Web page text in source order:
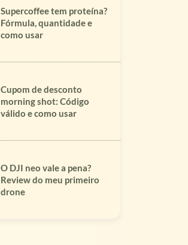
Supercoffee tem proteína?
Fórmula, quantidade e
como usar
Cupom de desconto
morning shot: Código
válido e como usar
O DJI neo vale a pena?
Review do meu primeiro
drone